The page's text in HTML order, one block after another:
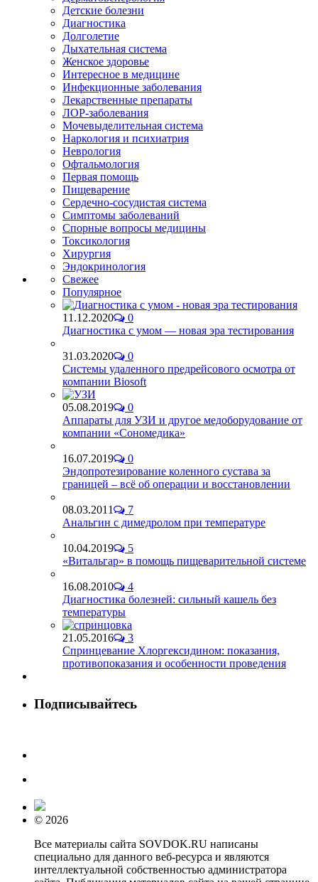
Детские болезни
Диагностика
Долголетие
Дыхательная система
Женское здоровье
Интересное в медицине
Инфекционные заболевания
Лекарственные препараты
ЛОР-заболевания
Мочевыделительная система
Наркология и психиатрия
Неврология
Офтальмология
Первая помощь
Пищеварение
Сердечно-сосудистая система
Симптомы заболеваний
Спорные вопросы медицины
Токсикология
Хирургия
Эндокринология
Свежее
Популярное
11.12.2020
0
Диагностика с умом — новая эра тестирования
31.03.2020
0
Системы удаленного предрейсового осмотра от
компании Biosoft
05.08.2019
0
Аппараты для УЗИ и другое медоборудование от
компании «Сономедика»
16.07.2019
0
Эндопротезирование коленного сустава за
границей – всё об операции и восстановлении
08.03.2011
7
Анальгин с димедролом при температуре
10.04.2019
5
«Витальгар» в помощь пищеварительной системе
16.08.2010
4
Диагностика болезней: сильный кашель без
температуры
21.05.2016
3
Спринцевание Хлоргексидином: показания,
противопоказания и особенности проведения
Подписывайтесь
© 2026
Все материалы сайта SOVDOK.RU написаны
специально для данного веб-ресурса и являются
интеллектуальной собственностью администратора